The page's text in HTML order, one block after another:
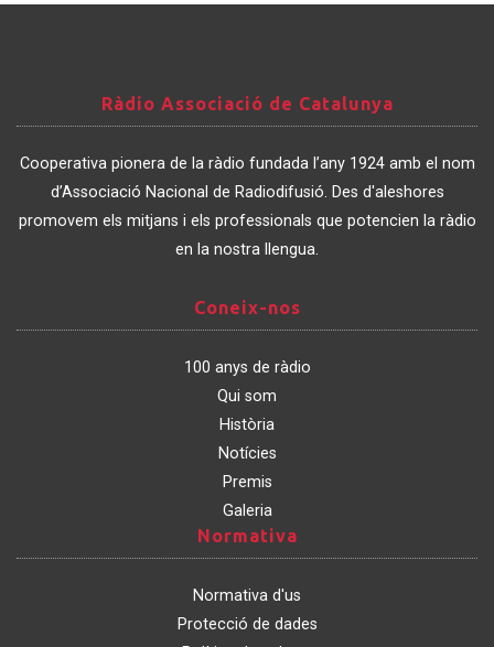
Associació
de
Catalunya
Ràdio Associació de Catalunya
Cooperativa pionera de la ràdio fundada l’any 1924 amb el nom
d’Associació Nacional de Radiodifusió. Des d'aleshores
promovem els mitjans i els professionals que potencien la ràdio
en la nostra llengua.
nos
Coneix-nos
100 anys de ràdio
Qui som
Història
Notícies
Premis
Galeria
Normativa
Normativa d'us
Protecció de dades